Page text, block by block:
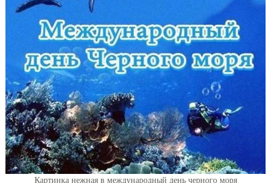
Картинка нежная в международный день черного моря